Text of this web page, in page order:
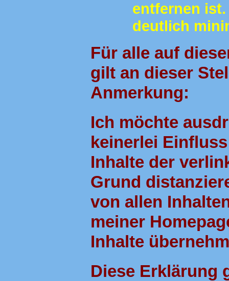
entfernen
deutlich
Für alle auf
gilt an dieser
Anmerkung:
Ich möchte
keinerlei
Inhalte der
Grund
von allen
meiner
Inhalte
Diese Erklärung